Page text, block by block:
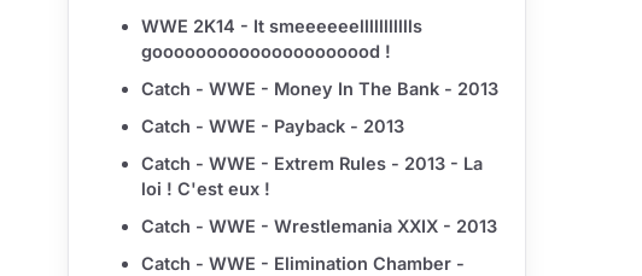
WWE 2K14 - It smeeeeeellllllllllls
gooooooooooooooooooood !
Catch - WWE - Money In The Bank - 2013
Catch - WWE - Payback - 2013
Catch - WWE - Extrem Rules - 2013 - La
loi ! C'est eux !
Catch - WWE - Wrestlemania XXIX - 2013
Catch - WWE - Elimination Chamber -